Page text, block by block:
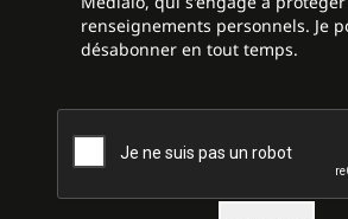
renseignements personnels. Je
désabonner en tout temps.
CAPTCHA